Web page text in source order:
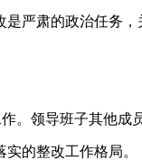
严肃的政治任务
领导班子其他成
的整改工作格局。